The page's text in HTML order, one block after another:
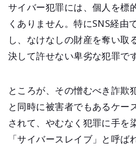
サイバー犯罪には、個人を標
くありません。特にSNS経由
し、なけなしの財産を奪い取
決して許せない卑劣な犯罪です
ところが、その憎むべき詐欺
と同時に被害者でもあるケー
されて、やむなく犯罪に手を
「サイバースレイブ」と呼ば